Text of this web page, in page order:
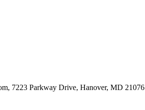
7223 Parkway Drive, Hanover, MD 21076